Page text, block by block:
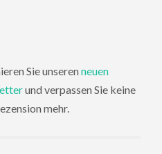
Sie unseren neuen
und verpassen Sie keine
mehr.